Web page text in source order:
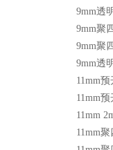
9mm透
9mm聚
9mm聚
9mm透
11mm预
11mm预
11mm
11mm聚